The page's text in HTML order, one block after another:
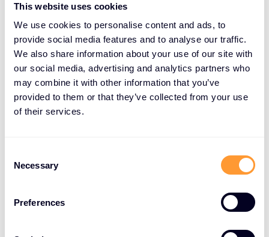
This website uses cookies
We use cookies to personalise content and ads, to
provide social media features and to analyse our traffic.
We also share information about your use of our site with
our social media, advertising and analytics partners who
may combine it with other information that you’ve
provided to them or that they’ve collected from your use
of their services.
Necessary
Preferences
Mehr Informationen:http://www.exclusive-
networks.com/deoderhttps://ir.exclusive-
networks.com
Weitere Details finden Sie außerdemhier.
* Die Variation bei konstanten Währungen wird
unter Verwendung der Wechselkurse des ersten
entwickelten sich wie folgt: 1EUR: 1,086 USD; 1EUR:
0,856 GBP; 1EUR: 4,332 PLN entsprechend für das
erste Quartal 2024 und 1EUR: 1,073 USD; 1EUR: 0,883
GBP; 1EUR: 4,709 PLN entsprechend für das erste